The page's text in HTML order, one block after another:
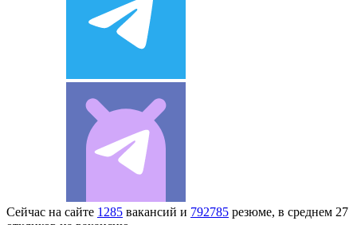
Сейчас на сайте 1285 вакансий и 792785 резюме, в среднем 27